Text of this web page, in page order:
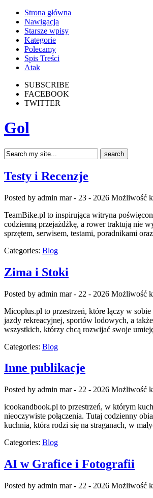
Strona główna
Nawigacja
Starsze wpisy
Kategorie
Polecamy
Spis Treści
Atak
SUBSCRIBE
FACEBOOK
TWITTER
Gol
Testy i Recenzje
Posted by admin mar - 23 - 2026 Możliwość
TeamBike.pl to inspirująca witryna
codzienną przejażdżkę, a rower traktują nie
sprzętem, serwisem, testami, poradnikami
Categories: Blog
Zima i Stoki
Posted by admin mar - 22 - 2026 Możliwość
Micoplus.pl to przestrzeń, które łączy w
jazdy rekreacyjnej, sportów lodowych, a
wszystkich, którzy chcą rozwijać swoje
Categories: Blog
Inne publikacje
Posted by admin mar - 22 - 2026 Możliwość
icookandbook.pl to przestrzeń, w którym
nieoczywiste połączenia. Tutaj codzienny
kuchnia, która rodzi się na straganach, w
Categories: Blog
AI w Grafice i Fotografii
Posted by admin mar - 22 - 2026 Możliwość